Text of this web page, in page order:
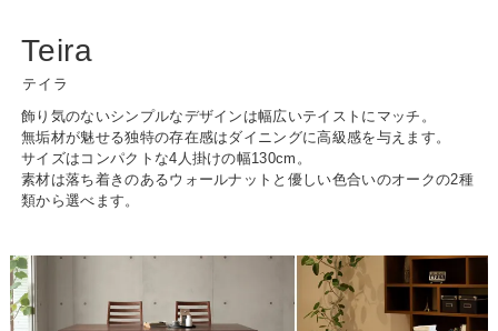
Teira
テイラ
飾り気のないシンプルなデザインは幅広いテイストにマッチ。
無垢材が魅せる独特の存在感はダイニングに高級感を与えます。
サイズはコンパクトな4人掛けの幅130cm。
素材は落ち着きのあるウォールナットと優しい色合いのオークの2種
類から選べます。